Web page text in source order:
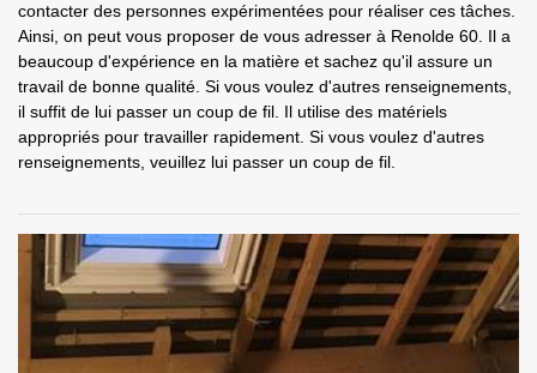
contacter des personnes expérimentées pour réaliser ces tâches.
Ainsi, on peut vous proposer de vous adresser à Renolde 60. Il a
beaucoup d'expérience en la matière et sachez qu'il assure un
travail de bonne qualité. Si vous voulez d'autres renseignements,
il suffit de lui passer un coup de fil. Il utilise des matériels
appropriés pour travailler rapidement. Si vous voulez d'autres
renseignements, veuillez lui passer un coup de fil.